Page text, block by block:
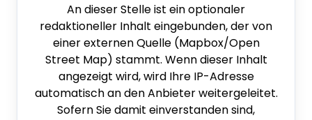
An dieser Stelle ist ein optionaler
redaktioneller Inhalt eingebunden, der von
einer externen Quelle (Mapbox/Open
Street Map) stammt. Wenn dieser Inhalt
angezeigt wird, wird Ihre IP-Adresse
automatisch an den Anbieter weitergeleitet.
Sofern Sie damit einverstanden sind,